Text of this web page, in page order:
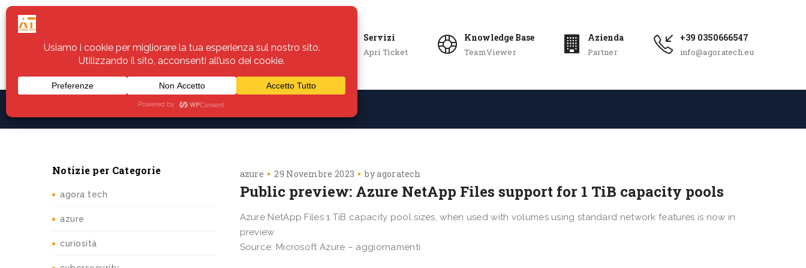
Servizi
Apri Ticket
Knowledge Base
TeamViewer
Azienda
Partner
+39 0350666547
info@agoratech.eu
Assistenza
Notizie per Categorie
agora tech
azure
curiosità
azure 29 Novembre 2023 byagoratech
Public preview: Azure NetApp Files support for 1 TiB capacity pools
Azure NetApp Files 1 TiB capacity pool sizes, when used with volumes using standard network features is now in
preview.
Source: Microsoft Azure – aggiornamenti